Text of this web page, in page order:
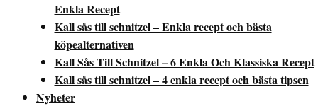
Enkla Recept
Kall sås till schnitzel – Enkla recept och bästa
köpealternativen
Kall Sås Till Schnitzel – 6 Enkla Och Klassiska Recept
Kall sås till schnitzel – 4 enkla recept och bästa tipsen
Nyheter